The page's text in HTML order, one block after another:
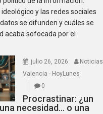
y las redes sociales
se difunden y cuáles se
acaba sofocada por el
julio 26, 2026
Noticias
Valencia - HoyLunes
0
Procrastinar: ¿un
necesidad… o una